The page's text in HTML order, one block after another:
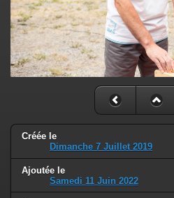
Créée le
Dimanche 7 Juillet 2019
Ajoutée le
Samedi 11 Juin 2022